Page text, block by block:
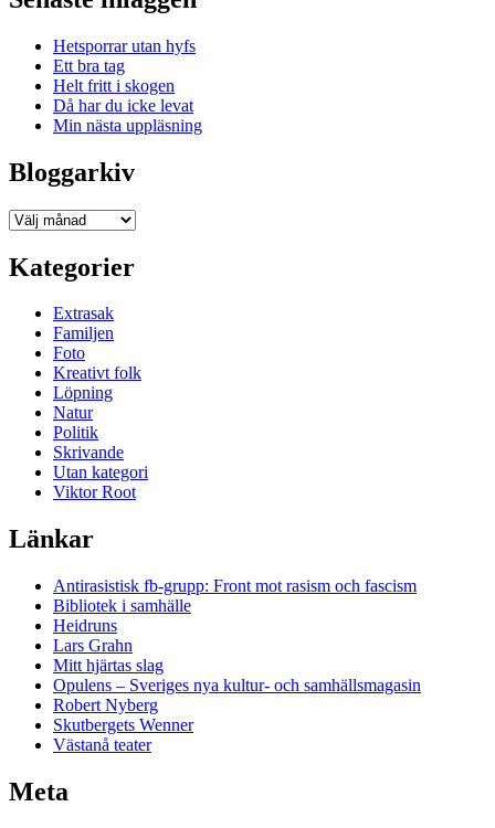
Hetsporrar utan hyfs
Ett bra tag
Helt fritt i skogen
Då har du icke levat
Min nästa uppläsning
Bloggarkiv
Bloggarkiv
Kategorier
Extrasak
Familjen
Foto
Kreativt folk
Löpning
Natur
Politik
Skrivande
Utan kategori
Viktor Root
Länkar
Antirasistisk fb-grupp: Front mot rasism och fascism
Bibliotek i samhälle
Heidruns
Lars Grahn
Mitt hjärtas slag
Opulens – Sveriges nya kultur- och samhällsmagasin
Robert Nyberg
Skutbergets Wenner
Västanå teater
Meta